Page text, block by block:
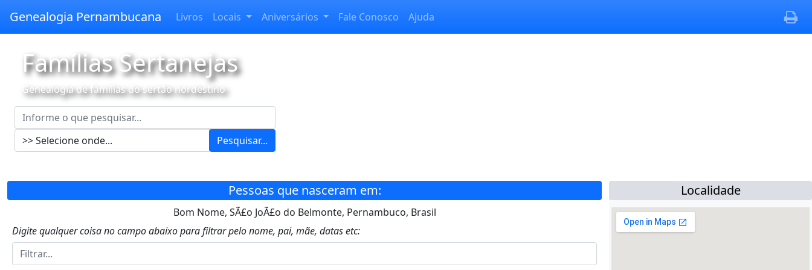
Genealogia Pernambucana Livros Locais Aniversários Fale Conosco Ajuda
Famílias Sertanejas
Genealogia de famílias do sertão nordestino
Pesquisar...
Pessoas que nasceram em:
Bom Nome, SÃ£o JoÃ£o do Belmonte, Pernambuco, Brasil
Digite qualquer coisa no campo abaixo para filtrar pelo nome, pai, mãe, datas etc:
Localidade